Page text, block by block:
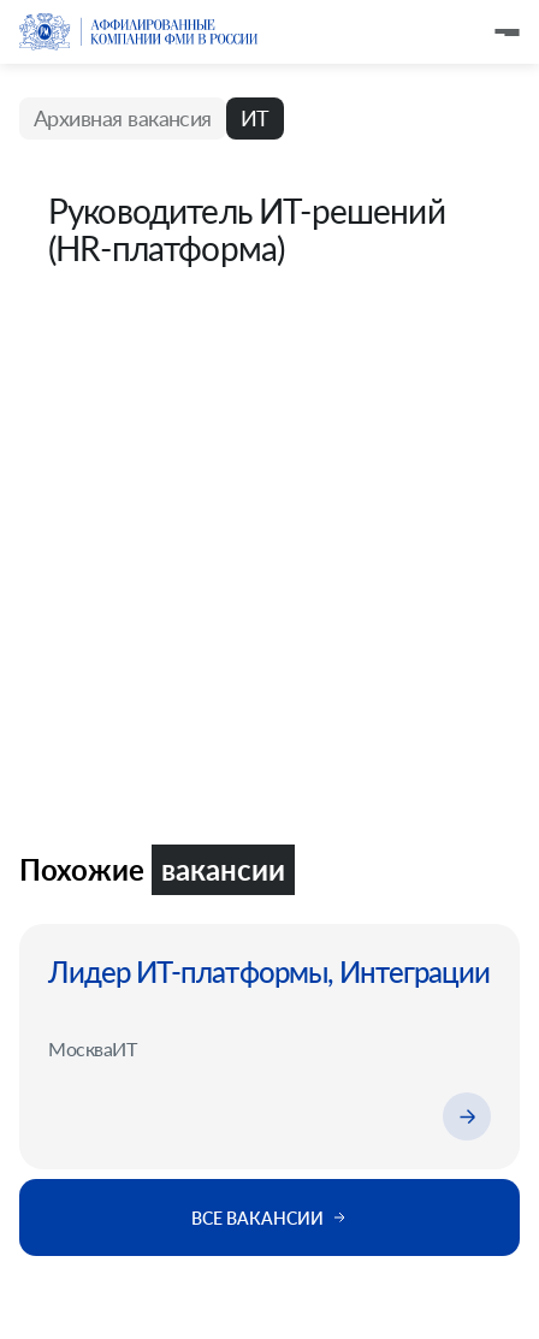
Архивная вакансия ИТ
Руководитель ИТ-решений
(HR-платформа)
Похожие вакансии
Лидер ИТ-платформы, Интеграции
МоскваИТ
ВСЕ ВАКАНСИИ